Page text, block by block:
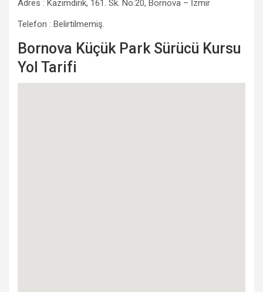
Adres : Kazımdirik, 161. Sk. No:20, Bornova – İzmir
Telefon : Belirtilmemiş.
Bornova Küçük Park Sürücü Kursu
Yol Tarifi